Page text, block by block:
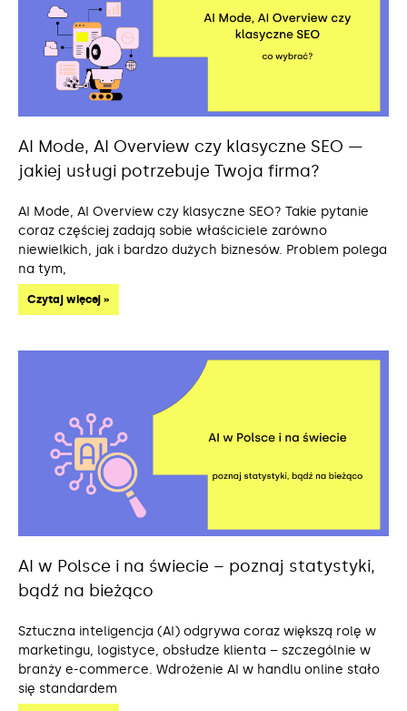
AI Mode, AI Overview czy klasyczne SEO —
jakiej usługi potrzebuje Twoja firma?
AI Mode, AI Overview czy klasyczne SEO? Takie pytanie
coraz częściej zadają sobie właściciele zarówno
niewielkich, jak i bardzo dużych biznesów. Problem polega
na tym,
Czytaj więcej »
AI w Polsce i na świecie – poznaj statystyki,
bądź na bieżąco
Sztuczna inteligencja (AI) odgrywa coraz większą rolę w
marketingu, logistyce, obsłudze klienta – szczególnie w
branży e-commerce. Wdrożenie AI w handlu online stało
się standardem